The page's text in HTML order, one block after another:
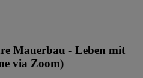
Mauerbau - Leben mit
via Zoom)